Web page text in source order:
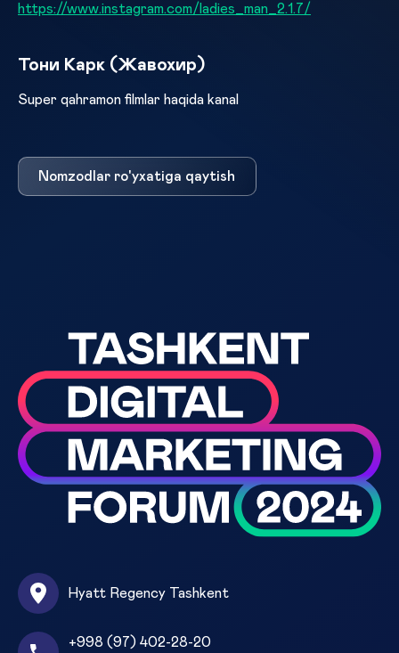
https://www.instagram.com/ladies_man_2.1.7/
Тони Карк (Жавохир)
Super qahramon filmlar haqida kanal
Nomzodlar ro'yxatiga qaytish
Hyatt Regency Tashkent
+998 (97) 402-28-20